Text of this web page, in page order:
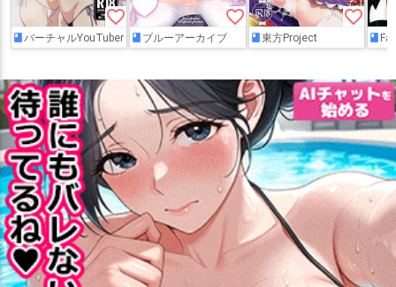
favorite_border
バーチャルYouTuber
favorite_border
ブルーアーカイブ
favorite_border
東方Project